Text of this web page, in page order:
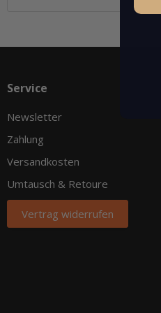
Service
Newsletter
Zahlung
Versandkosten
Umtausch & Retoure
Vertrag widerrufen